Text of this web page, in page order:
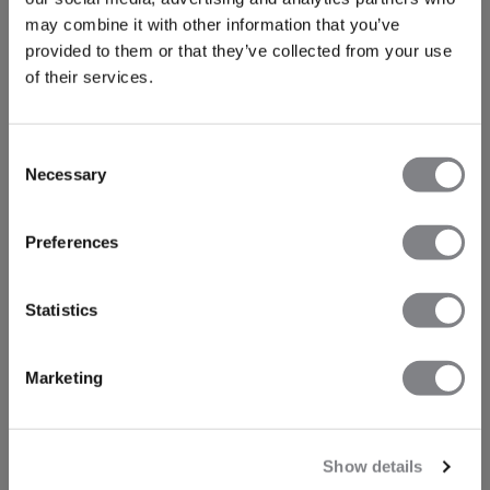
may combine it with other information that you’ve
provided to them or that they’ve collected from your use
of their services.
Selection
Necessary
Preferences
Statistics
Marketing
Show details